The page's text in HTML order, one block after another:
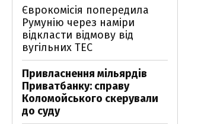
Єврокомісія попередила
Румунію через наміри
відкласти відмову від
вугільних ТЕС
Привласнення мільярдів
Приватбанку: справу
Коломойського скерували
до суду